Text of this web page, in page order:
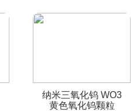
纳米三氧化钨 WO3
黄色氧化钨颗粒